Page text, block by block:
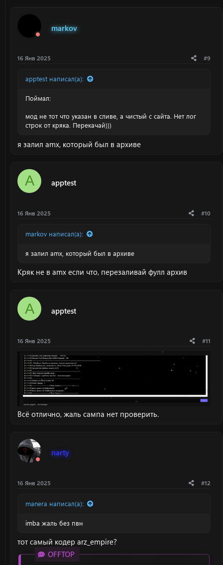
markov
16 Янв 2025 #9
apptest написал(а):
Поймал:
мод не тот что указан в сливе, а чистый с сайта. Нет лог
строк от кряка. Перекачай)))
я залил amx, который был в архиве
A apptest
16 Янв 2025 #10
markov написал(а):
я залил amx, который был в архиве
Кряк не в amx если что, перезаливай фулл архив
A apptest
16 Янв 2025 #11
Всё отлично, жаль сампа нет проверить.
narty
16 Янв 2025 #12
manera написал(а):
imba жаль без пвн
тот самый кодер arz_empire?
OFFTOP